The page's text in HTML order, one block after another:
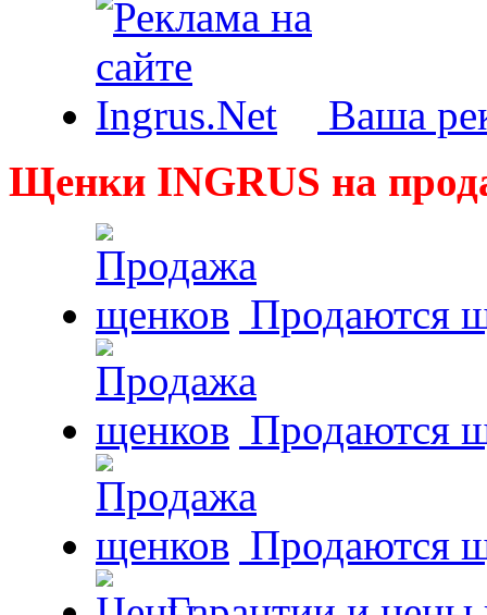
Ваша
Щенки INGRUS на
Продаются
Продаются
Продаются